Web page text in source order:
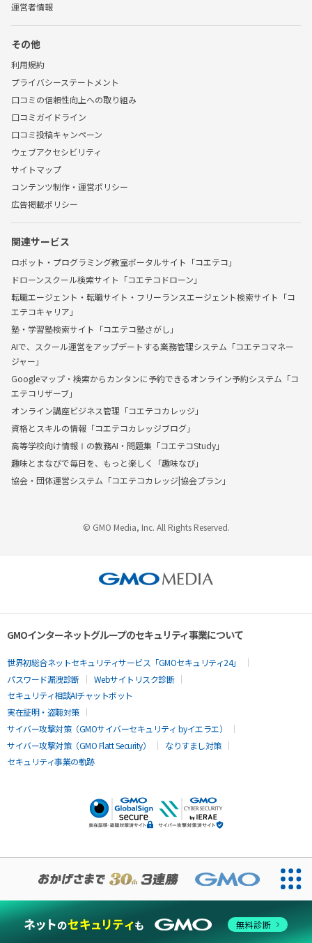
運営者情報
その他
利用規約
プライバシーステートメント
口コミの信頼性向上への取り組み
口コミガイドライン
口コミ投稿キャンペーン
ウェブアクセシビリティ
サイトマップ
コンテンツ制作・運営ポリシー
広告掲載ポリシー
関連サービス
ロボット・プログラミング教室ポータルサイト「コエテコ」
ドローンスクール検索サイト「コエテコドローン」
転職エージェント・転職サイト・フリーランスエージェント検索サイト「コ
エテコキャリア」
塾・学習塾検索サイト「コエテコ塾さがし」
AIで、スクール運営をアップデートする業務管理システム「コエテコマネー
ジャー」
Googleマップ・検索からカンタンに予約できるオンライン予約システム「コ
エテコリザーブ」
オンライン講座ビジネス管理「コエテコカレッジ」
資格とスキルの情報「コエテコカレッジブログ」
高等学校向け情報Ⅰの教務AI・問題集「コエテコStudy」
趣味とまなびで毎日を、もっと楽しく「趣味なび」
協会・団体運営システム「コエテコカレッジ|協会プラン」
© GMO Media, Inc. All Rights Reserved.
GMOインターネットグループのセキュリティ事業について
世界初総合ネットセキュリティサービス「GMOセキュリティ24」
パスワード漏洩診断
Webサイトリスク診断
セキュリティ相談AIチャットボット
実在証明・盗聴対策
サイバー攻撃対策（GMOサイバーセキュリティ byイエラエ）
サイバー攻撃対策（GMO Flatt Security）
なりすまし対策
セキュリティ事業の軌跡
無料診断